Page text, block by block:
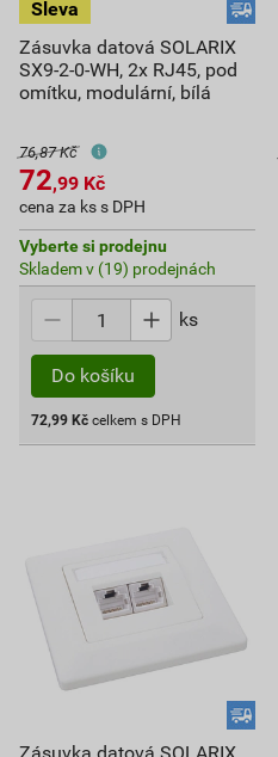
Zásuvka datová SOLARIX
SX9-2-0-WH, 2x RJ45, pod
omítku, modulární, bílá
76,87 Kč
72,99 Kč
cena za ks s DPH
Vyberte si prodejnu
Skladem v (19) prodejnách
ks
Do košíku
72,99 Kč celkem s DPH